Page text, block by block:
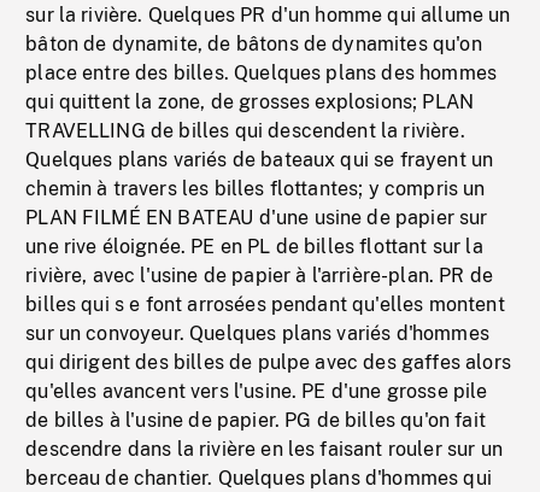
sur la rivière. Quelques PR d'un homme qui allume un
bâton de dynamite, de bâtons de dynamites qu'on
place entre des billes. Quelques plans des hommes
qui quittent la zone, de grosses explosions; PLAN
TRAVELLING de billes qui descendent la rivière.
Quelques plans variés de bateaux qui se frayent un
chemin à travers les billes flottantes; y compris un
PLAN FILMÉ EN BATEAU d'une usine de papier sur
une rive éloignée. PE en PL de billes flottant sur la
rivière, avec l'usine de papier à l'arrière-plan. PR de
billes qui s e font arrosées pendant qu'elles montent
sur un convoyeur. Quelques plans variés d'hommes
qui dirigent des billes de pulpe avec des gaffes alors
qu'elles avancent vers l'usine. PE d'une grosse pile
de billes à l'usine de papier. PG de billes qu'on fait
descendre dans la rivière en les faisant rouler sur un
berceau de chantier. Quelques plans d'hommes qui